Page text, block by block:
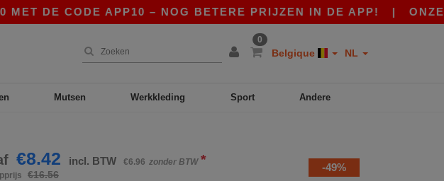
CODE APP10 – NOG BETERE PRIJZEN IN DE APP!|ONZE APP
0
Belgique NL
Mutsen Werkkleding Sport Andere
€8.42 incl. BTW €6.96 zonder BTW *
€16.56
-49%